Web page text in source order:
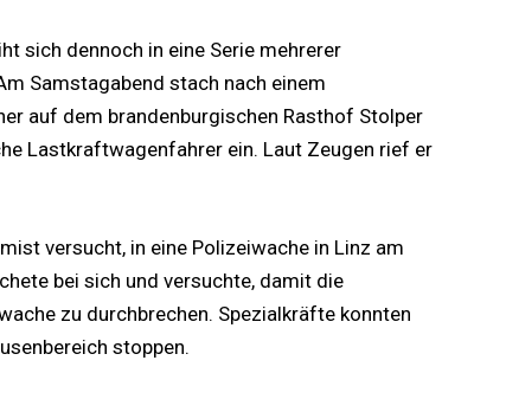
sich dennoch in eine Serie mehrerer
Samstagabend stach nach einem
auf dem brandenburgischen Rasthof Stolper
Lastkraftwagenfahrer ein. Laut Zeugen rief er
versucht, in eine Polizeiwache in Linz am
bei sich und versuchte, damit die
zu durchbrechen. Spezialkräfte konnten
stoppen.